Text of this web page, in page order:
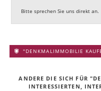
Bitte sprechen Sie uns direkt an.
"DENKMALIMMOBILIE
ANDERE DIE SICH FÜR
INTERESSIERTEN,